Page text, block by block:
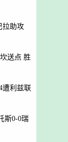
拉助攻
送点 胜
遭利兹联
斯0-0瑞